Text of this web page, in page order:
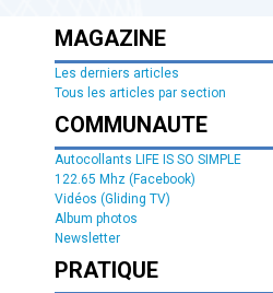
MAGAZINE
Les derniers articles
Tous les articles par section
COMMUNAUTE
Autocollants LIFE IS SO SIMPLE
122.65 Mhz (Facebook)
Vidéos (Gliding TV)
Album photos
Newsletter
PRATIQUE